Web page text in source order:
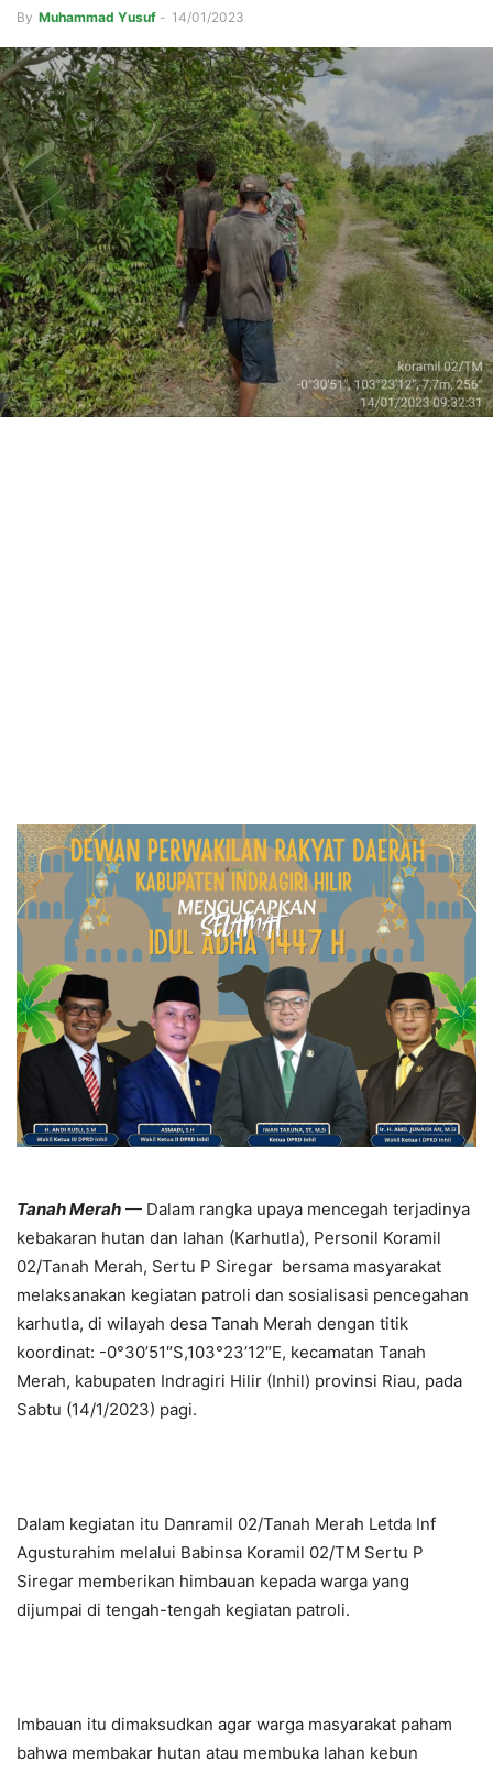
By Muhammad Yusuf - 14/01/2023
Tanah Merah — Dalam rangka upaya mencegah terjadinya
kebakaran hutan dan lahan (Karhutla), Personil Koramil
02/Tanah Merah, Sertu P Siregar bersama masyarakat
melaksanakan kegiatan patroli dan sosialisasi pencegahan
karhutla, di wilayah desa Tanah Merah dengan titik
koordinat: -0°30’51″S,103°23’12″E, kecamatan Tanah
Merah, kabupaten Indragiri Hilir (Inhil) provinsi Riau, pada
Sabtu (14/1/2023) pagi.
Dalam kegiatan itu Danramil 02/Tanah Merah Letda Inf
Agusturahim melalui Babinsa Koramil 02/TM Sertu P
Siregar memberikan himbauan kepada warga yang
dijumpai di tengah-tengah kegiatan patroli.
Imbauan itu dimaksudkan agar warga masyarakat paham
bahwa membakar hutan atau membuka lahan kebun